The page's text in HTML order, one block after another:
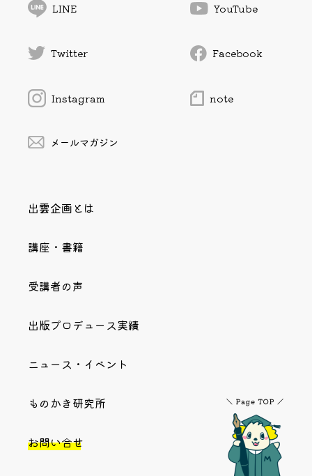
LINE YouTube
Twitter Facebook
Instagram note
メールマガジン
出雲企画とは
講座・書籍
受講者の声
出版プロデュース実績
ニュース・イベント
ものかき研究所
お問い合せ